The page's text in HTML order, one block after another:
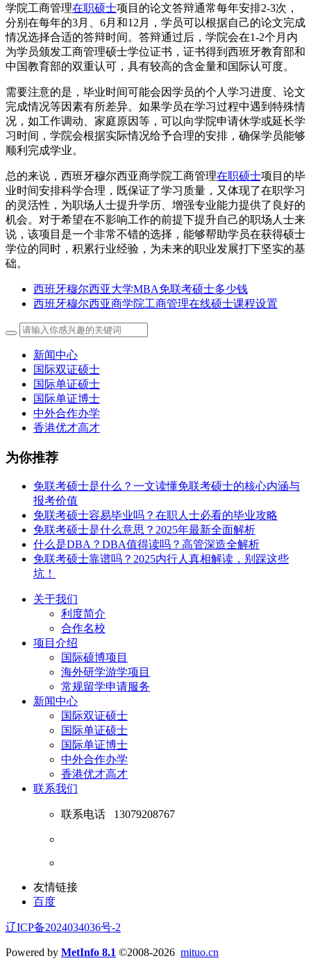
学院工商管理在职硕士项目的论文答辩通常每年安排2-3次，
分别在每年的3月、6月和12月，学员可以根据自己的论文完成
情况选择合适的答辩时间。答辩通过后，学院会在1-2个月内
为学员颁发工商管理硕士学位证书，证书得到西班牙教育部和
中国教育部的双重认可，具有较高的含金量和国际认可度。
需要注意的是，毕业时间可能会因学员的个人学习进度、论文
完成情况等因素有所差异。如果学员在学习过程中遇到特殊情
况，如工作调动、家庭原因等，可以向学院申请休学或延长学
习时间，学院会根据实际情况给予合理的安排，确保学员能够
顺利完成学业。
总的来说，西班牙穆尔西亚商学院工商管理在职硕士项目的毕
业时间安排科学合理，既保证了学习质量，又体现了在职学习
的灵活性，为职场人士提升学历、增强专业能力提供了良好的
机会。对于希望在不影响工作的前提下提升自己的职场人士来
说，该项目是一个非常不错的选择，能够帮助学员在获得硕士
学位的同时，积累行业经验，为未来的职业发展打下坚实的基
础。
西班牙穆尔西亚大学MBA免联考硕士多少钱
西班牙穆尔西亚商学院工商管理在线硕士课程设置
新闻中心
国际双证硕士
国际单证硕士
国际单证博士
中外合作办学
香港优才高才
为你推荐
免联考硕士是什么？一文读懂免联考硕士的核心内涵与
报考价值
免联考硕士容易毕业吗？在职人士必看的毕业攻略
免联考硕士是什么意思？2025年最新全面解析
什么是DBA？DBA值得读吗？高管深造全解析
免联考硕士靠谱吗？2025内行人真相解读，别踩这些
坑！
关于我们
利度简介
合作名校
项目介绍
国际硕博项目
海外研学游学项目
常规留学申请服务
新闻中心
国际双证硕士
国际单证硕士
国际单证博士
中外合作办学
香港优才高才
联系我们
联系电话 13079208767
友情链接
百度
辽ICP备2024034036号-2
Powered by MetInfo 8.1 ©2008-2026 mituo.cn